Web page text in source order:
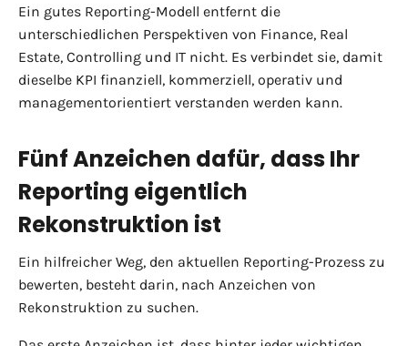
Ein gutes Reporting-Modell entfernt die
unterschiedlichen Perspektiven von Finance, Real
Estate, Controlling und IT nicht. Es verbindet sie, damit
dieselbe KPI finanziell, kommerziell, operativ und
managementorientiert verstanden werden kann.
Fünf Anzeichen dafür, dass Ihr
Reporting eigentlich
Rekonstruktion ist
Ein hilfreicher Weg, den aktuellen Reporting-Prozess zu
bewerten, besteht darin, nach Anzeichen von
Rekonstruktion zu suchen.